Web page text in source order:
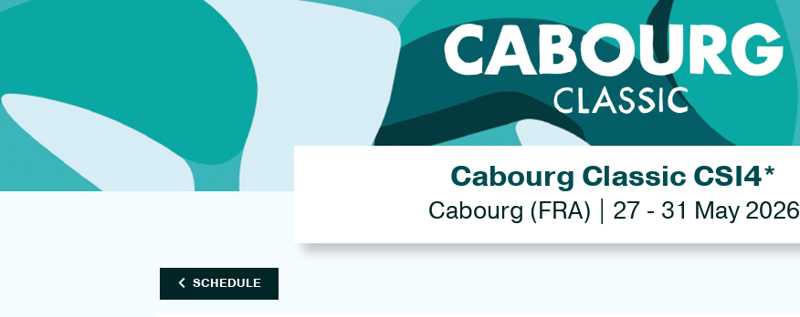
Cabourg Classic CSI4*
Cabourg (FRA) | 27 - 31 May 2026
SCHEDULE